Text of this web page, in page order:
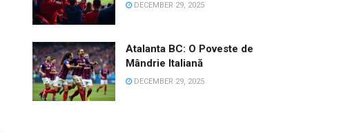
DECEMBER 29, 2025
Atalanta BC: O Poveste de
Mândrie Italiană
DECEMBER 29, 2025